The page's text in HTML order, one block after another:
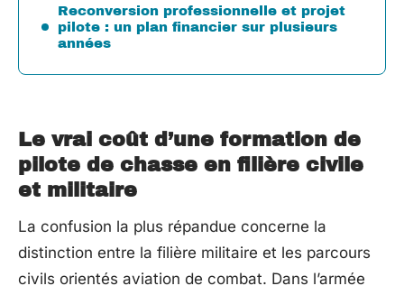
Reconversion professionnelle et projet
pilote : un plan financier sur plusieurs
années
Le vrai coût d’une formation de
pilote de chasse en filière civile
et militaire
La confusion la plus répandue concerne la
distinction entre la filière militaire et les parcours
civils orientés aviation de combat. Dans l’armée